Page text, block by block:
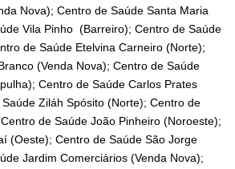
Nova); Centro de Saúde Santa Maria
Vila Pinho (Barreiro); Centro de Saúde
de Saúde Etelvina Carneiro (Norte);
(Venda Nova); Centro de Saúde
Centro de Saúde Carlos Prates
Ziláh Spósito (Norte); Centro de
de Saúde João Pinheiro (Noroeste);
(Oeste); Centro de Saúde São Jorge
Jardim Comerciários (Venda Nova);